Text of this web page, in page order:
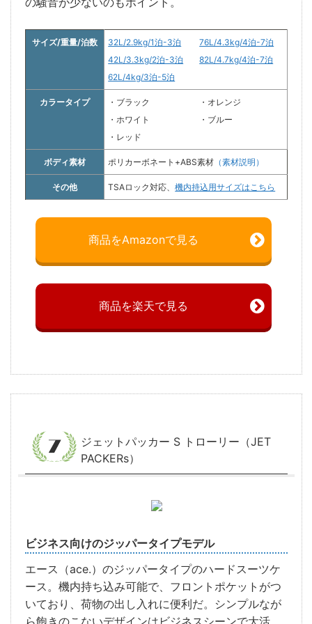
サイズ/重量/泊数
32L/2.9kg/1泊-3泊
42L/3.3kg/2泊-3泊
62L/4kg/3泊-5泊
76L/4.3kg/4泊-7泊
82L/4.7kg/4泊-7泊
カラータイプ
・ブラック
・ホワイト
・レッド
・オレンジ
・ブルー
ボディ素材 ポリカーボネート+ABS素材 （素材説明）
その他 TSAロック対応、機内持込用サイズはこちら
商品をAmazonで見る
商品を楽天で見る
ジェットパッカー S トローリー（JET
PACKERs）
ビジネス向けのジッパータイプモデル
エース（ace.）のジッパータイプのハードスーツケ
ース。機内持ち込み可能で、フロントポケットがつ
いており、荷物の出し入れに便利だ。シンプルなが
ら飽きのこないデザインはビジネスシーンで大活